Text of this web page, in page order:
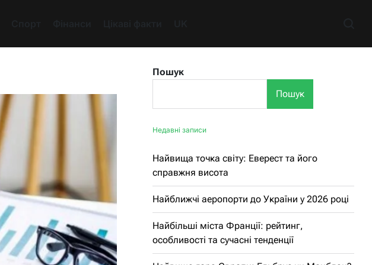
Пошук
Пошук
Недавні записи
Найвища точка світу: Еверест та його
справжня висота
Найближчі аеропорти до України у 2026 році
Найбільші міста Франції: рейтинг,
особливості та сучасні тенденції